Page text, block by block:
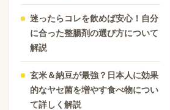
迷ったらコレを飲めば安心！自分
に合った整腸剤の選び方について
解説
玄米＆納豆が最強？日本人に効果
的なヤセ菌を増やす食べ物につい
て詳しく解説